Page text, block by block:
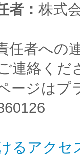
者： 株式
任者への
連絡くだ
ージはプ
るアクセ